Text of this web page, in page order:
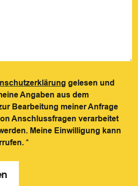
gelesen und
Angaben aus dem
Bearbeitung meiner Anfrage
Anschlussfragen verarbeitet
Meine Einwilligung kann
*